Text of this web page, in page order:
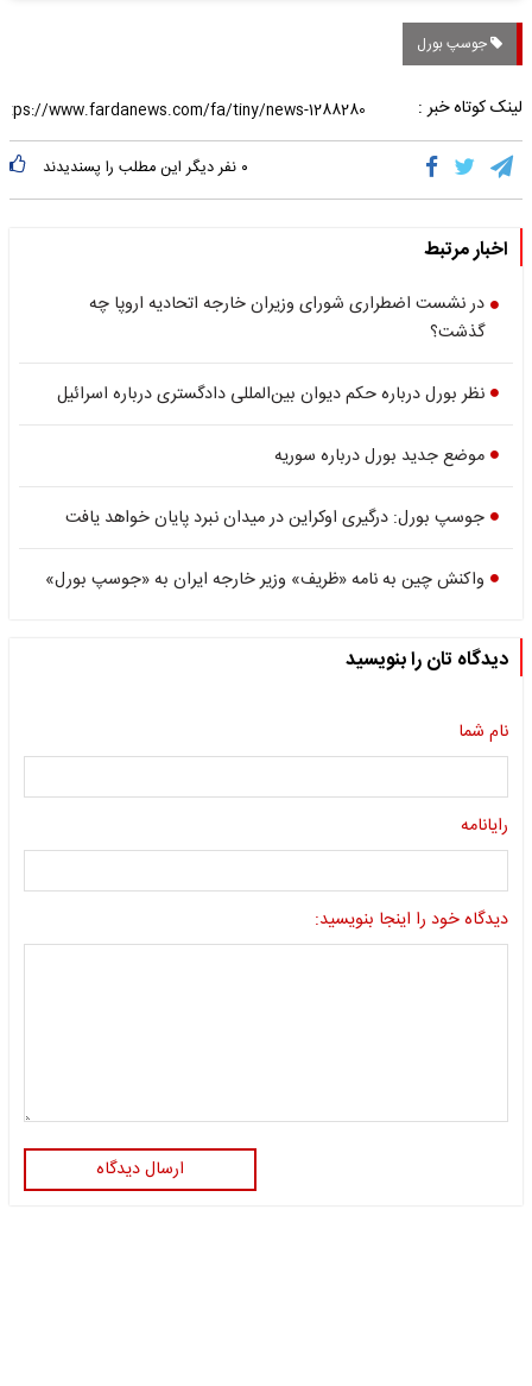
جوسپ بورل
لینک کوتاه خبر :
۰ نفر دیگر این مطلب را پسندیدند
اخبار مرتبط
در نشست اضطراری شورای وزیران خارجه اتحادیه اروپا چه
گذشت؟
نظر بورل درباره حکم دیوان بین‌المللی دادگستری درباره اسرائیل
موضع جدید بورل درباره سوریه
جوسپ بورل: درگیری اوکراین در میدان نبرد پایان خواهد یافت
واکنش چین به نامه «ظریف» وزیر خارجه ایران به «جوسپ بورل»
دیدگاه تان را بنویسید
نام شما
رایانامه
دیدگاه خود را اینجا بنویسید:
ارسال دیدگاه